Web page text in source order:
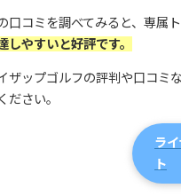
口コミを調べてみると、専属
しやすいと好評です。
ザップゴルフの評判や口コミ
ださい。
ラ
ト